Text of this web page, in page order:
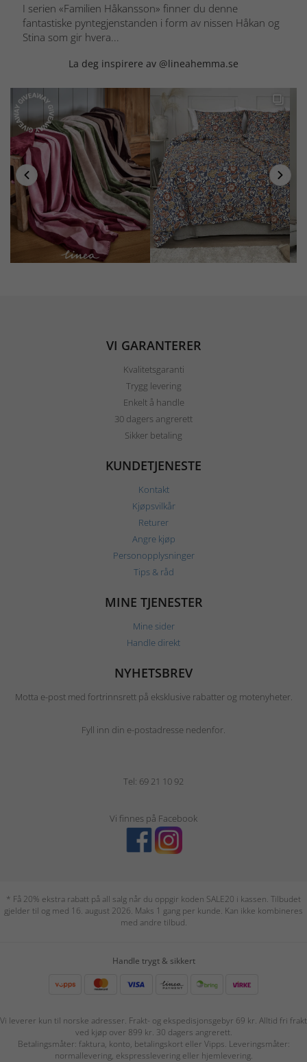
I serien «Familien Håkansson» finner du denne
fantastiske pyntegjenstanden i form av nissen Håkan og
Stina som gir hvera...
La deg inspirere av @lineahemma.se
VI GARANTERER
Kvalitetsgaranti
Trygg levering
Enkelt å handle
30 dagers angrerett
Sikker betaling
KUNDETJENESTE
Kontakt
Kjøpsvilkår
Returer
Angre kjøp
Personopplysninger
Tips & råd
MINE TJENESTER
Mine sider
Handle direkt
NYHETSBREV
Motta e-post med fortrinnsrett på eksklusive rabatter og motenyheter.
Fyll inn din e-postadresse nedenfor.
Tel: 69 21 10 92
Vi finnes på Facebook
* Få 20% ekstra rabatt på all salg når du oppgir koden SALE20 i kassen. Tilbudet
gjelder til og med 16. august 2026. Maks 1 gang per kunde. Kan ikke kombineres
med andre tilbud.
Handle trygt & sikkert
Vi leverer kun til norske adresser. Frakt- og ekspedisjonsgebyr 69 kr. Alltid fri frakt
ved kjøp over 899 kr. 30 dagers angrerett.
Betalingsmåter: faktura, konto, betalingskort eller Vipps. Leveringsmåter:
normallevering, ekspresslevering eller hjemlevering.